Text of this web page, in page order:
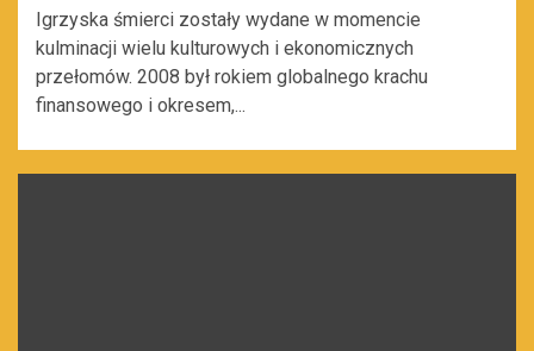
Igrzyska śmierci zostały wydane w momencie
kulminacji wielu kulturowych i ekonomicznych
przełomów. 2008 był rokiem globalnego krachu
finansowego i okresem,...